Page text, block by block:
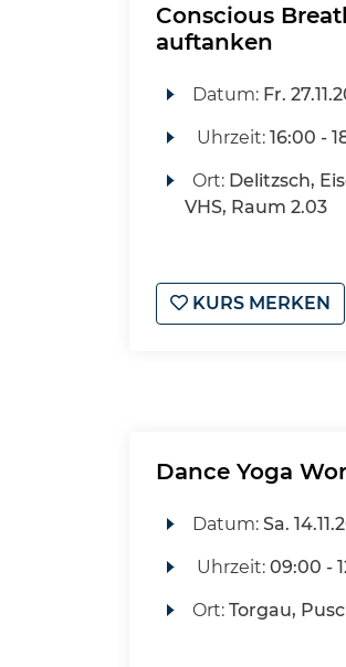
Conscious
auftanken
Datum: Fr.
Uhrzeit: 16:00 -
Ort: Delitzsch,
VHS, Raum 2.03
KURS MERKEN
Dance Yoga
Datum: Sa.
Uhrzeit: 09:00 -
Ort: Torgau,